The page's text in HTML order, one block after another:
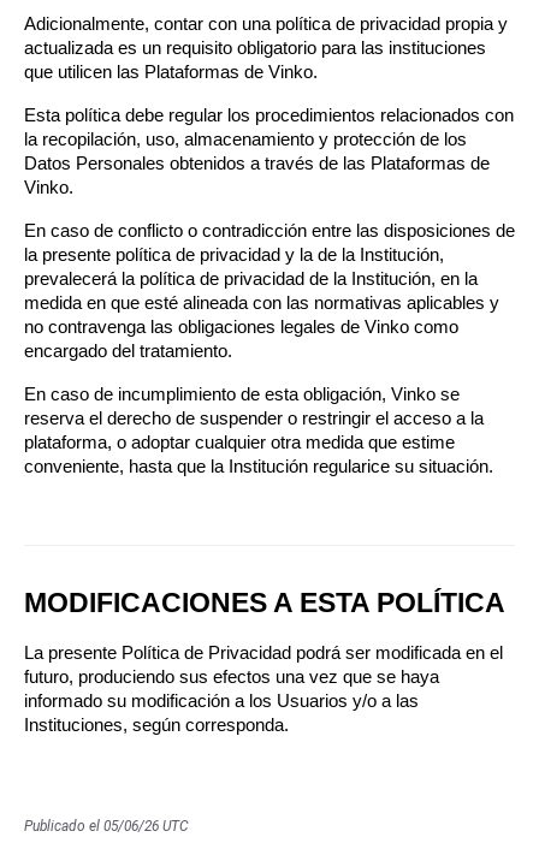
Adicionalmente, contar con una política de privacidad propia y
actualizada es un requisito obligatorio para las instituciones
que utilicen las Plataformas de Vinko.
Esta política debe regular los procedimientos relacionados con
la recopilación, uso, almacenamiento y protección de los
Datos Personales obtenidos a través de las Plataformas de
Vinko.
En caso de conflicto o contradicción entre las disposiciones de
la presente política de privacidad y la de la Institución,
prevalecerá la política de privacidad de la Institución, en la
medida en que esté alineada con las normativas aplicables y
no contravenga las obligaciones legales de Vinko como
encargado del tratamiento.
En caso de incumplimiento de esta obligación, Vinko se
reserva el derecho de suspender o restringir el acceso a la
plataforma, o adoptar cualquier otra medida que estime
conveniente, hasta que la Institución regularice su situación.
MODIFICACIONES A ESTA POLÍTICA
La presente Política de Privacidad podrá ser modificada en el
futuro, produciendo sus efectos una vez que se haya
informado su modificación a los Usuarios y/o a las
Instituciones, según corresponda.
Publicado el 05/06/26 UTC